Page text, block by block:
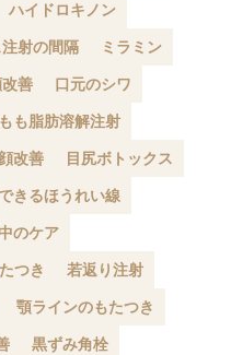
ハイドロキノン
射の間隔 ミラミン
善 口元のシワ
も脂肪溶解注射
改善 目尻ボトックス
きるほうれい線
のケア
つき 若返り注射
顎ラインのもたつき
黒ずみ角栓